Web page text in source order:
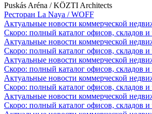
Puskás Aréna / KÖZTI Architects
Ресторан La Naya / WOFF
Актуальные новости коммерческой
Скоро: полный каталог офисов, складов
Актуальные новости коммерческой
Скоро: полный каталог офисов, складов
Актуальные новости коммерческой
Скоро: полный каталог офисов, складов
Актуальные новости коммерческой
Скоро: полный каталог офисов, складов
Актуальные новости коммерческой
Скоро: полный каталог офисов, складов